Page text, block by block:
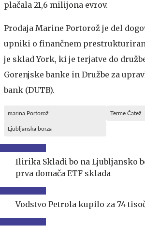
plačala 21,6 milijona evrov.
Prodaja Marine Portorož je del
upniki o finančnem
je sklad York, ki je terjatve do
Gorenjske banke in Družbe za
bank (DUTB).
marina Portorož Terme Čatež
Ljubljanska borza
Ilirika Skladi bo na Ljubljansko
prva domača ETF sklada
Vodstvo Petrola kupilo za 74